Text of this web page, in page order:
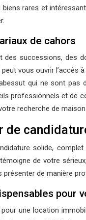
rares et
de cahors
des successions, des
vous ouvrir l’accès
qui ne sont pas
professionnels et de
recherche de
de
solide,
de votre
de manière
pour
une location